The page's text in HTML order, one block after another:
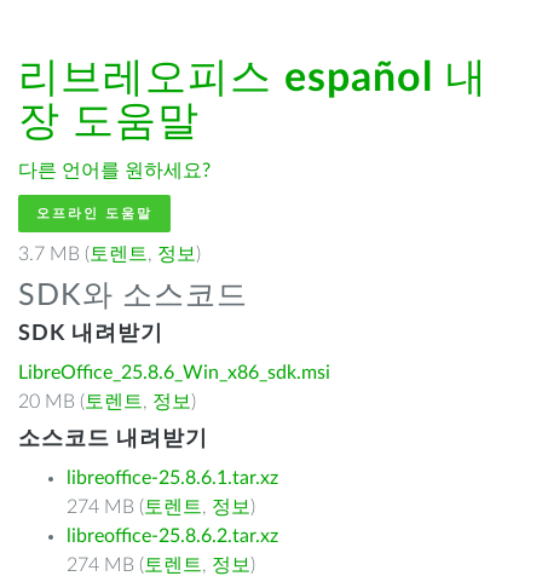
리브레오피스 español
내
장 도움말
다른 언어를 원하세요?
오프라인 도움말
3.7 MB ( 토렌트, 정보 )
SDK와 소스코드
SDK 내려받기
LibreOffice_25.8.6_Win_x86_sdk.msi
20 MB ( 토렌트, 정보 )
소스코드 내려받기
libreoffice-25.8.6.1.tar.xz
274 MB ( 토렌트, 정보 )
libreoffice-25.8.6.2.tar.xz
274 MB ( 토렌트, 정보 )